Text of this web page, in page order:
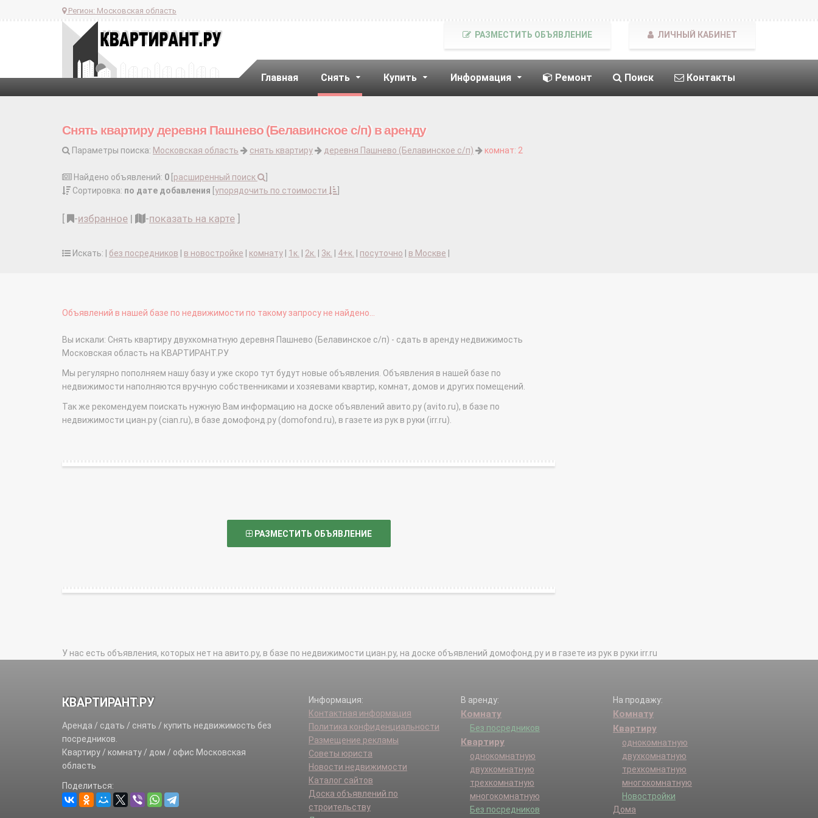
Регион: Московская область
Главная Снять Купить Информация Ремонт Поиск Контакты
РАЗМЕСТИТЬ ОБЪЯВЛЕНИЕ ЛИЧНЫЙ КАБИНЕТ
Снять квартиру деревня Пашнево (Белавинское с/п) в аренду
Параметры поиска: Московская область снять квартиру деревня Пашнево (Белавинское с/п) комнат: 2
Найдено объявлений: 0 расширенный поиск
Сортировка: по дате добавления упорядочить по стоимости
-избранное | -показать на карте
Искать: | без посредников в новостройке комнату 1к. 2к. 3к. 4+к. посуточно в Москве
Объявлений в нашей базе по недвижимости по такому запросу не найдено...
Вы искали: Снять квартиру двухкомнатную деревня Пашнево (Белавинское с/п) - сдать в аренду недвижимость
Московская область на КВАРТИРАНТ.РУ
Мы регулярно пополняем нашу базу и уже скоро тут будут новые объявления. Объявления в нашей базе по
недвижимости наполняются вручную собственниками и хозяевами квартир, комнат, домов и других помещений.
Так же рекомендуем поискать нужную Вам информацию на доске объявлений авито.ру (avito.ru), в базе по
недвижимости циан.ру (cian.ru), в базе домофонд.ру (domofond.ru), в газете из рук в руки (irr.ru).
РАЗМЕСТИТЬ ОБЪЯВЛЕНИЕ
У нас есть объявления, которых нет на авито.ру, в базе по недвижимости циан.ру, на доске объявлений домофонд.ру и в газете из рук в руки irr.ru
КВАРТИРАНТ.РУ
Аренда / сдать / снять / купить недвижимость без
посредников.
Квартиру / комнату / дом / офис Московская
область
Поделиться:
Информация:
Контактная информация
Политика конфиденциальности
Размещение рекламы
Советы юриста
Новости недвижимости
Каталог сайтов
Доска объявлений по
строительству
В аренду:
Комнату
Без посредников
Квартиру
однокомнатную
двухкомнатную
трехкомнатную
многокомнатную
Без посредников
На продажу:
Комнату
Квартиру
однокомнатную
двухкомнатную
трехкомнатную
многокомнатную
Новостройки
Дома